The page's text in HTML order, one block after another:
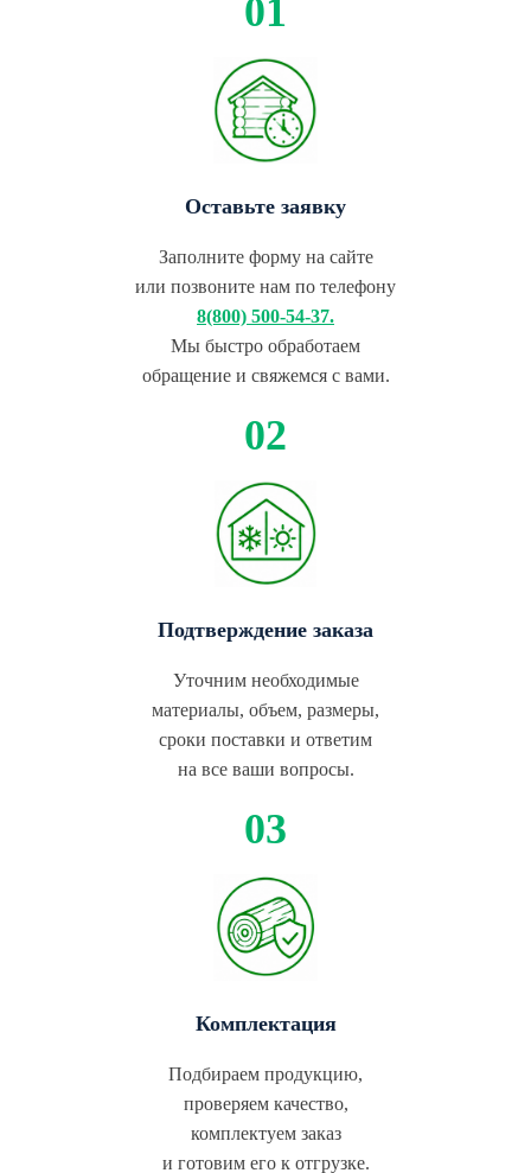
Оставьте заявку
Заполните форму на сайте
или позвоните нам по телефону
8(800) 500-54-37.
Мы быстро обработаем
обращение и свяжемся с вами.
Подтверждение заказа
Уточним необходимые
материалы, объем, размеры,
сроки поставки и ответим
на все ваши вопросы.
Комплектация
Подбираем продукцию,
проверяем качество,
комплектуем заказ
и готовим его к отгрузке.